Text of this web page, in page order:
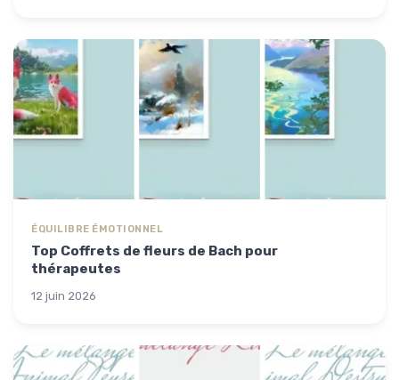
ÉQUILIBRE ÉMOTIONNEL
Top Coffrets de fleurs de Bach pour
thérapeutes
12 juin 2026